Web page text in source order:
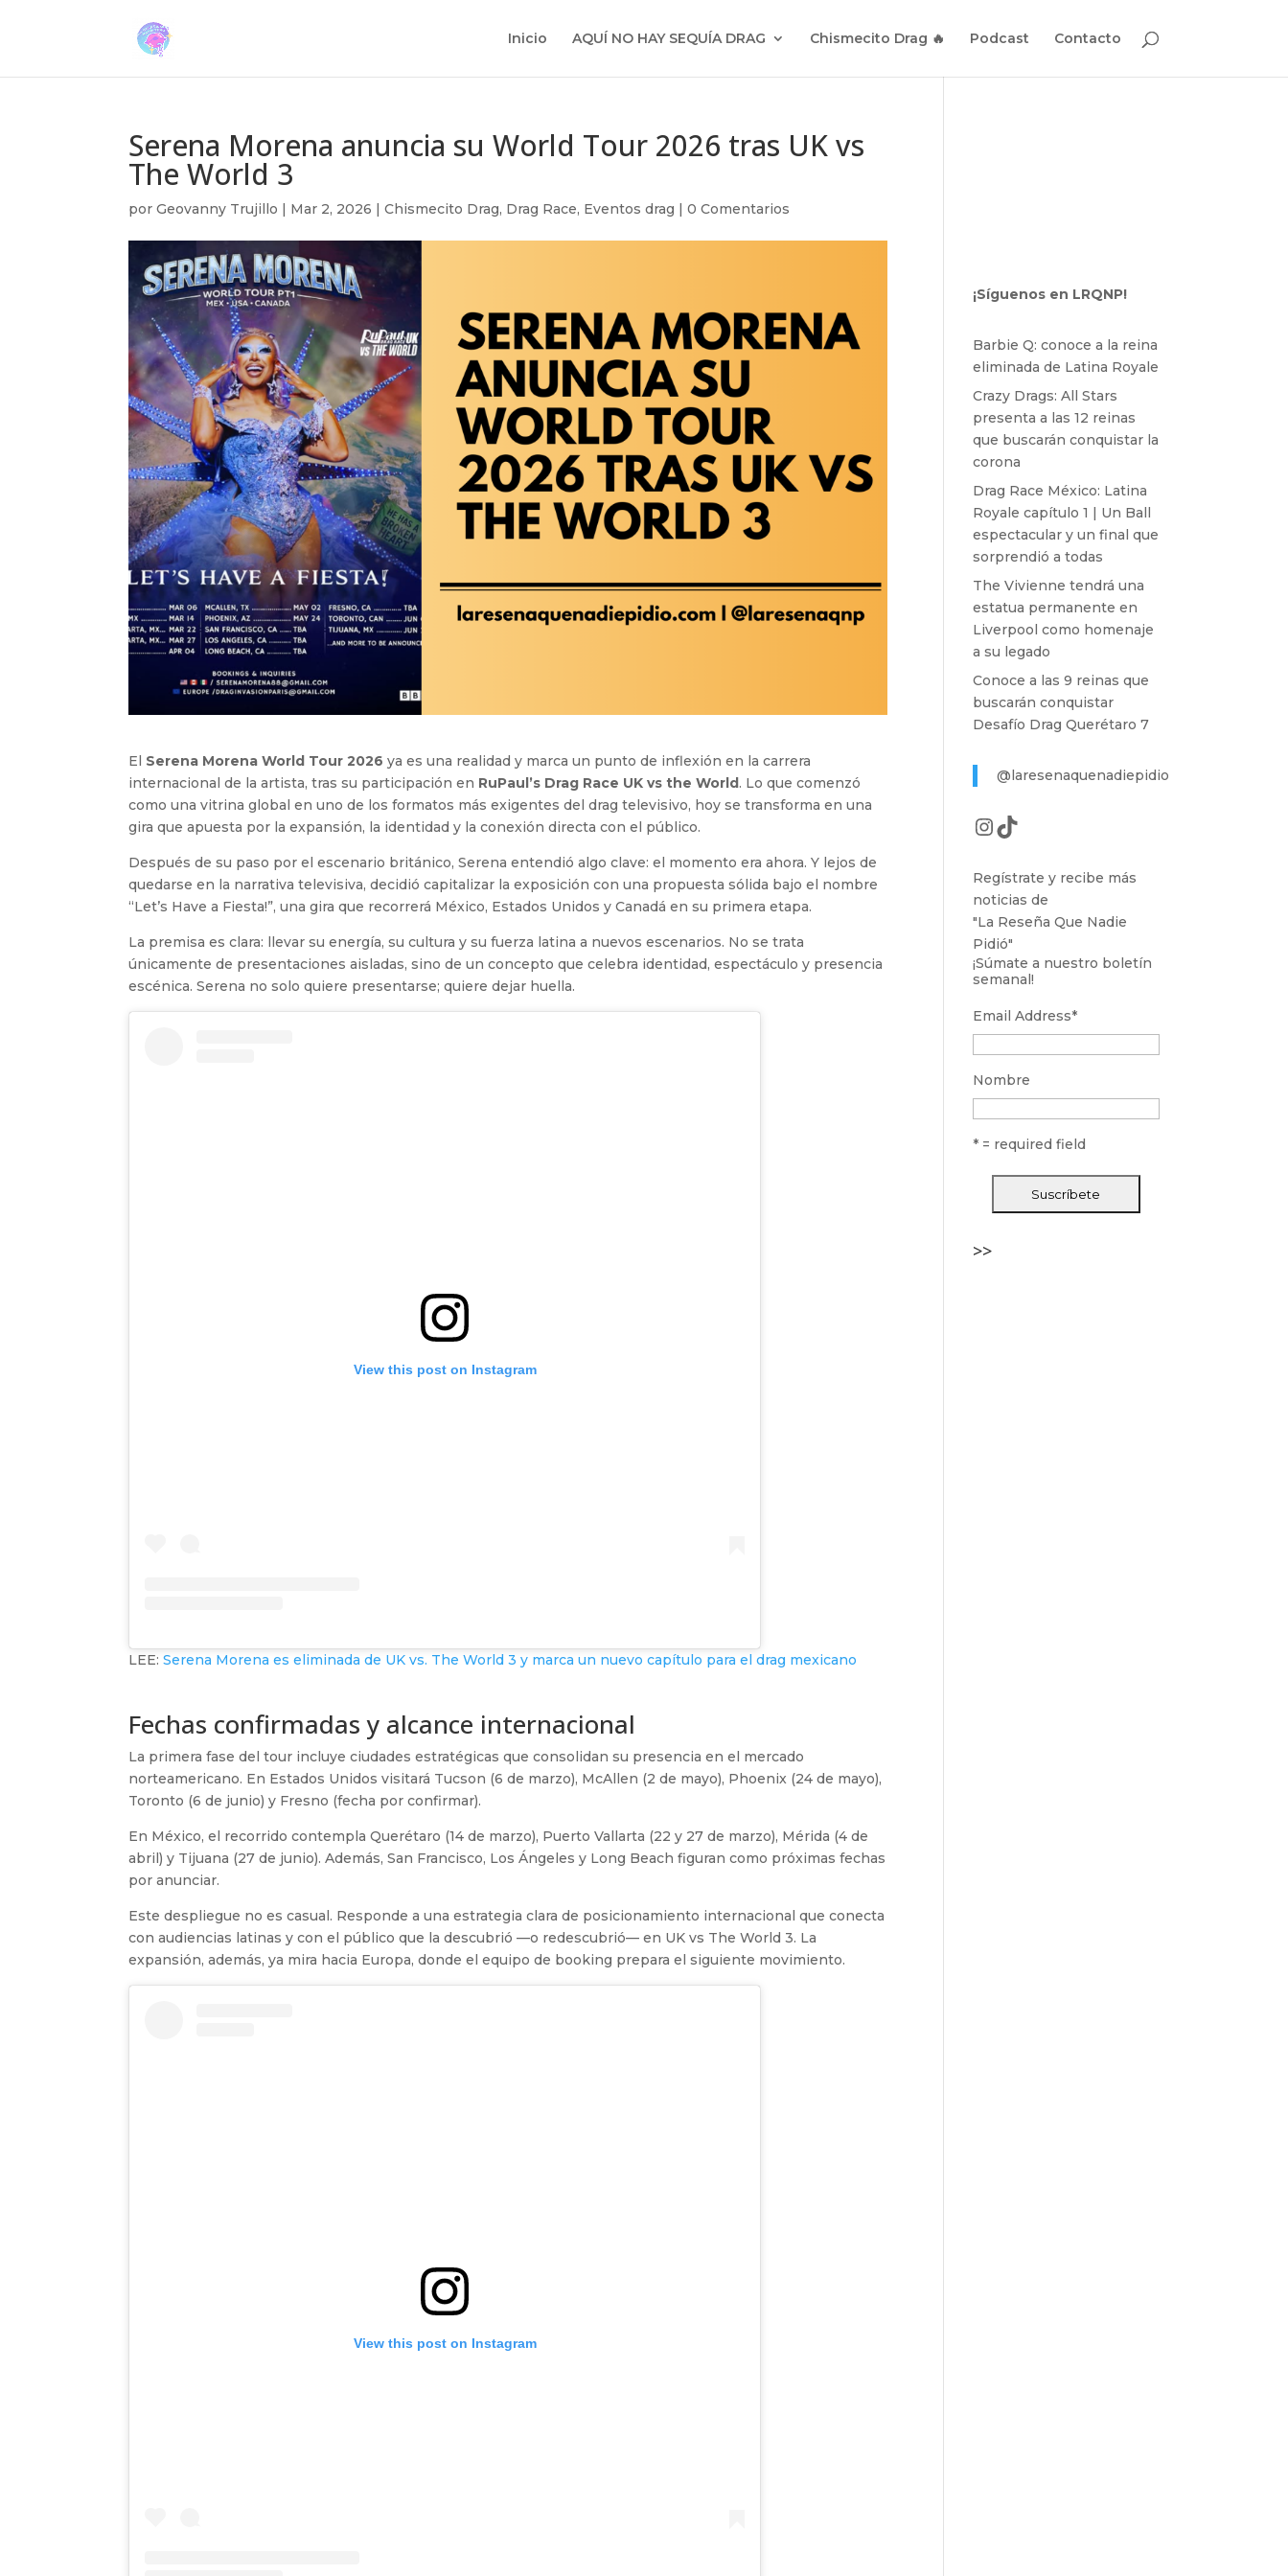
Inicio AQUÍ NO HAY SEQUÍA DRAG Chismecito Drag 🔥 Podcast Contacto
Serena Morena anuncia su World Tour 2026 tras UK vs
The World 3
porGeovanny Trujillo | Mar 2, 2026 |Chismecito Drag, Drag Race, Eventos drag |0 Comentarios
El Serena Morena World Tour 2026 ya es una realidad y marca un punto de inflexión en la carrera
internacional de la artista, tras su participación en RuPaul’s Drag Race UK vs the World. Lo que comenzó
como una vitrina global en uno de los formatos más exigentes del drag televisivo, hoy se transforma en una
gira que apuesta por la expansión, la identidad y la conexión directa con el público.
Después de su paso por el escenario británico, Serena entendió algo clave: el momento era ahora. Y lejos de
quedarse en la narrativa televisiva, decidió capitalizar la exposición con una propuesta sólida bajo el nombre
“Let’s Have a Fiesta!”, una gira que recorrerá México, Estados Unidos y Canadá en su primera etapa.
La premisa es clara: llevar su energía, su cultura y su fuerza latina a nuevos escenarios. No se trata
únicamente de presentaciones aisladas, sino de un concepto que celebra identidad, espectáculo y presencia
escénica. Serena no solo quiere presentarse; quiere dejar huella.
View this post on Instagram
LEE:Serena Morena es eliminada de UK vs. The World 3 y marca un nuevo capítulo para el drag mexicano
Fechas confirmadas y alcance internacional
La primera fase del tour incluye ciudades estratégicas que consolidan su presencia en el mercado
norteamericano. En Estados Unidos visitará Tucson (6 de marzo), McAllen (2 de mayo), Phoenix (24 de mayo),
Toronto (6 de junio) y Fresno (fecha por confirmar).
En México, el recorrido contempla Querétaro (14 de marzo), Puerto Vallarta (22 y 27 de marzo), Mérida (4 de
abril) y Tijuana (27 de junio). Además, San Francisco, Los Ángeles y Long Beach figuran como próximas fechas
por anunciar.
Este despliegue no es casual. Responde a una estrategia clara de posicionamiento internacional que conecta
con audiencias latinas y con el público que la descubrió —o redescubrió— en UK vs The World 3. La
expansión, además, ya mira hacia Europa, donde el equipo de booking prepara el siguiente movimiento.
View this post on Instagram
¡Síguenos en LRQNP!
Barbie Q: conoce a la reina
eliminada de Latina Royale
Crazy Drags: All Stars
presenta a las 12 reinas
que buscarán conquistar la
corona
Drag Race México: Latina
Royale capítulo 1 | Un Ball
espectacular y un final que
sorprendió a todas
The Vivienne tendrá una
estatua permanente en
Liverpool como homenaje
a su legado
Conoce a las 9 reinas que
buscarán conquistar
Desafío Drag Querétaro 7
@laresenaquenadiepidio
Instagram
TikTok
Regístrate y recibe más
noticias de
"La Reseña Que Nadie
Pidió"
¡Súmate a nuestro boletín
semanal!
Email Address*
Nombre
* = required field
>>